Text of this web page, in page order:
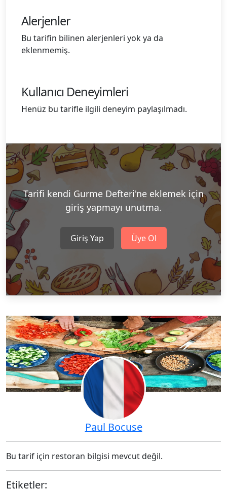
Alerjenler
Bu tarifin bilinen alerjenleri yok ya da
eklenmemiş.
Kullanıcı Deneyimleri
Henüz bu tarifle ilgili deneyim paylaşılmadı.
Tarifi kendi Gurme Defteri'ne eklemek için
giriş yapmayı unutma.
Giriş Yap Üye Ol
Paul Bocuse
Bu tarif için restoran bilgisi mevcut değil.
Etiketler: